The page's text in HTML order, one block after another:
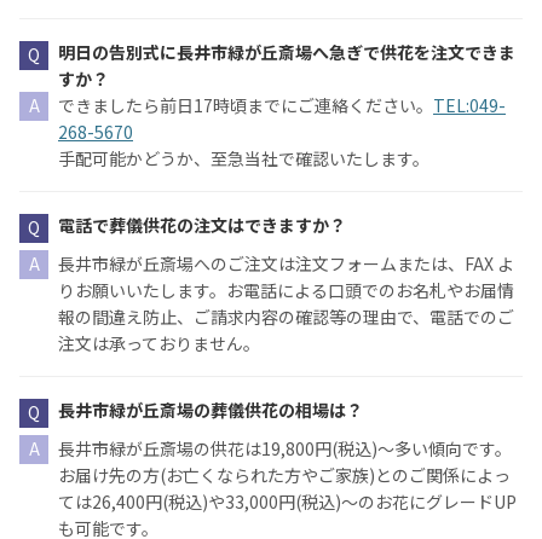
明日の告別式に長井市緑が丘斎場へ急ぎで供花を注文できま
すか？
できましたら前日17時頃までにご連絡ください。 TEL:049-
268-5670
手配可能かどうか、至急当社で確認いたします。
電話で葬儀供花の注文はできますか？
長井市緑が丘斎場へのご注文は注文フォームまたは、FAX よ
りお願いいたします。お電話による口頭でのお名札やお届情
報の間違え防止、ご請求内容の確認等の理由で、電話でのご
注文は承っておりません。
長井市緑が丘斎場の葬儀供花の相場は？
長井市緑が丘斎場の供花は19,800円(税込)〜多い傾向です。
お届け先の方(お亡くなられた方やご家族)とのご関係によっ
ては26,400円(税込)や33,000円(税込)〜のお花にグレードUP
も可能です。